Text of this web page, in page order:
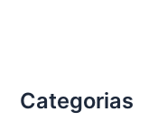
Categorias